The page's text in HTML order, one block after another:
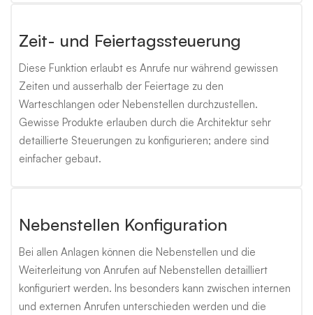
Zeit- und Feiertagssteuerung
Diese Funktion erlaubt es Anrufe nur während gewissen
Zeiten und ausserhalb der Feiertage zu den
Warteschlangen oder Nebenstellen durchzustellen.
Gewisse Produkte erlauben durch die Architektur sehr
detaillierte Steuerungen zu konfigurieren; andere sind
einfacher gebaut.
Nebenstellen Konfiguration
Bei allen Anlagen können die Nebenstellen und die
Weiterleitung von Anrufen auf Nebenstellen detailliert
konfiguriert werden. Ins besonders kann zwischen internen
und externen Anrufen unterschieden werden und die